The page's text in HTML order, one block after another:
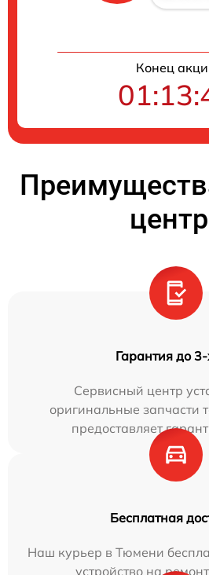
Конец
Гарантия до 3-
Сервисный центр
оригинальные запчасти
предоставляет
Бесплатная
Наш курьер в Тюмени
устройство на